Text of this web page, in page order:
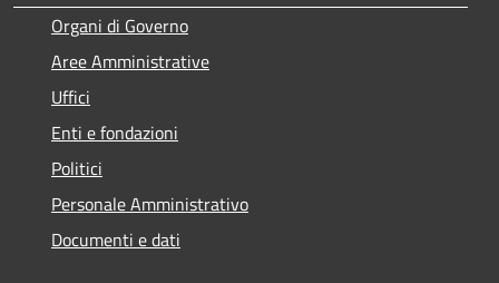
Organi di Governo
Aree Amministrative
Uffici
Enti e fondazioni
Politici
Personale Amministrativo
Documenti e dati